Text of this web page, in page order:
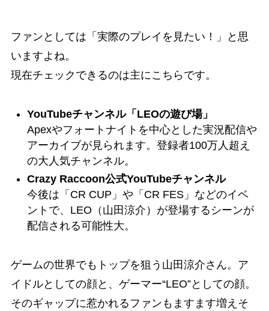
ファンとしては「実際のプレイを見たい！」と思
いますよね。
現在チェックできるのは主にこちらです。
YouTubeチャンネル「LEOの遊び場」
Apexやフォートナイトを中心とした実況配信や
アーカイブが見られます。登録者100万人超え
の大人気チャンネル。
Crazy Raccoon公式YouTubeチャンネル
今後は「CR CUP」や「CR FES」などのイベ
ントで、LEO（山田涼介）が登場するシーンが
配信される可能性大。
ゲームの世界でもトップを狙う山田涼介さん。ア
イドルとしての顔と、ゲーマー“LEO”としての顔。
そのギャップに惹かれるファンもますます増えそ